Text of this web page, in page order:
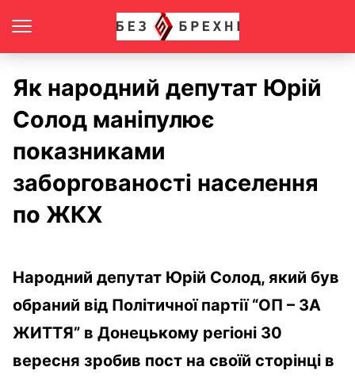
Як народний депутат Юрій
Солод маніпулює
показниками
заборгованості населення
по ЖКХ
Народний депутат Юрій Солод, який був
обраний від Політичної партії “ОП – ЗА
ЖИТТЯ” в Донецькому регіоні 30
вересня зробив пост на своїй сторінці в